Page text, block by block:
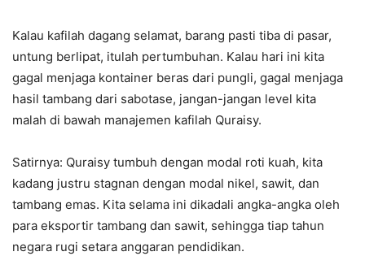
Kalau kafilah dagang selamat, barang pasti tiba di pasar,
untung berlipat, itulah pertumbuhan. Kalau hari ini kita
gagal menjaga kontainer beras dari pungli, gagal menjaga
hasil tambang dari sabotase, jangan-jangan level kita
malah di bawah manajemen kafilah Quraisy.
Satirnya: Quraisy tumbuh dengan modal roti kuah, kita
kadang justru stagnan dengan modal nikel, sawit, dan
tambang emas. Kita selama ini dikadali angka-angka oleh
para eksportir tambang dan sawit, sehingga tiap tahun
negara rugi setara anggaran pendidikan.